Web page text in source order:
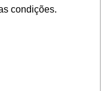
condições.